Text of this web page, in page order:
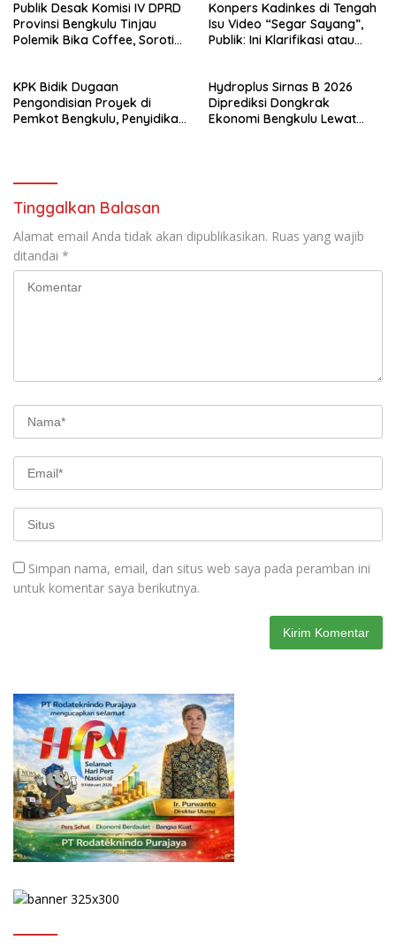
Publik Desak Komisi IV DPRD
Provinsi Bengkulu Tinjau
Polemik Bika Coffee, Soroti
Konpers Kadinkes di Tengah
Isu Video “Segar Sayang”,
Publik: Ini Klarifikasi atau
KPK Bidik Dugaan
Pengondisian Proyek di
Pemkot Bengkulu, Penyidikan
Hydroplus Sirnas B 2026
Diprediksi Dongkrak
Ekonomi Bengkulu Lewat
Tinggalkan Balasan
Alamat email Anda tidak akan dipublikasikan. Ruas yang wajib
ditandai *
Simpan nama, email, dan situs web saya pada peramban ini
untuk komentar saya berikutnya.